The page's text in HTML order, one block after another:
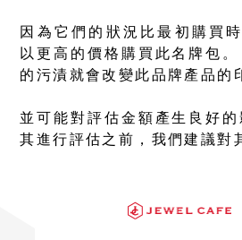
因為它們的狀況比最初購買
以更高的價格購買此名牌包
的污漬就會改變此品牌產品的
並可能對評估金額產生良好
其進行評估之前，我們建議對